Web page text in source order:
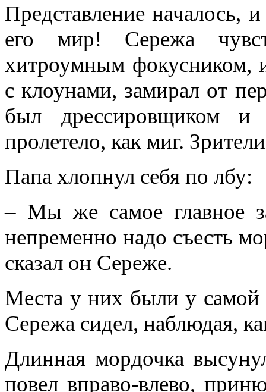
Представление началось,
его мир! Сережа
хитроумным фокусником,
с клоунами, замирал от
был дрессировщиком и
пролетело, как миг.
Папа хлопнул себя по лбу:
– Мы же самое главное
непременно надо съесть
сказал он Сереже.
Места у них были у самой
Сережа сидел, наблюдая,
Длинная мордочка
повел вправо-влево,